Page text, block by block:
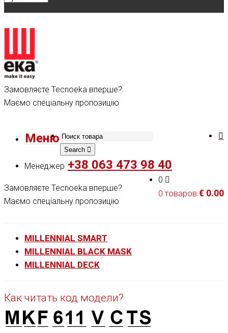
Замовляєте Tecnoeka вперше?
Маємо спеціальну пропозицію
Меню
Search
Менеджер +38 063 473 98 40
0
0 товаров € 0.00
Замовляєте Tecnoeka вперше?
Маємо спеціальну пропозицію
MILLENNIAL SMART
MILLENNIAL BLACK MASK
MILLENNIAL DECK
Как читать код модели?